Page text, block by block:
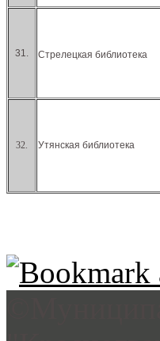
31. Стрелецкая библиотека
32. Утянская библиотека